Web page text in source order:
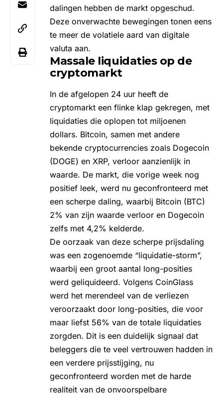
dalingen hebben de markt opgeschud.
Deze onverwachte bewegingen tonen eens
te meer de volatiele aard van digitale
valuta aan.
Massale liquidaties op de
cryptomarkt
In de afgelopen 24 uur heeft de
cryptomarkt een flinke klap gekregen, met
liquidaties die oplopen tot miljoenen
dollars. Bitcoin, samen met andere
bekende cryptocurrencies zoals Dogecoin
(DOGE) en XRP, verloor aanzienlijk in
waarde. De markt, die vorige week nog
positief leek, werd nu geconfronteerd met
een scherpe daling, waarbij Bitcoin (BTC)
2% van zijn waarde verloor en Dogecoin
zelfs met 4,2% kelderde.
De oorzaak van deze scherpe prijsdaling
was een zogenoemde “liquidatie-storm”,
waarbij een groot aantal long-posities
werd geliquideerd. Volgens CoinGlass
werd het merendeel van de verliezen
veroorzaakt door long-posities, die voor
maar liefst 56% van de totale liquidaties
zorgden. Dit is een duidelijk signaal dat
beleggers die te veel vertrouwen hadden in
een verdere prijsstijging, nu
geconfronteerd worden met de harde
realiteit van de onvoorspelbare